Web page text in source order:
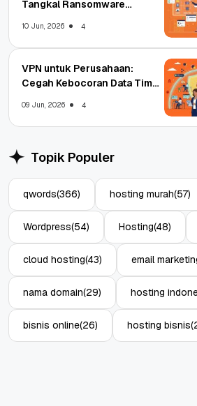
Tangkal Ransomware
10 Jun, 2026 4
VPN untuk Perusahaan:
Cegah Kebocoran Data Tim
09 Jun, 2026 4
Topik Populer
qwords(366) hosting murah(57)
Wordpress(54) Hosting(48)
cloud hosting(43) email
nama domain(29) hosting
bisnis online(26) hosting bisnis